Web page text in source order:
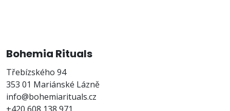
Bohemia Rituals
Třebízského 94
353 01 Mariánské Lázně
info@bohemiarituals.cz